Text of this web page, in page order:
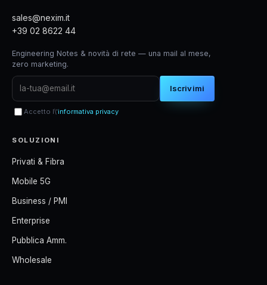
sales@nexim.it
+39 02 8622 44
Engineering Notes & novità di rete — una mail al mese,
zero marketing.
Iscrivimi
Accetto l\'informativa privacy
SOLUZIONI
Privati & Fibra
Mobile 5G
Business / PMI
Enterprise
Pubblica Amm.
Wholesale